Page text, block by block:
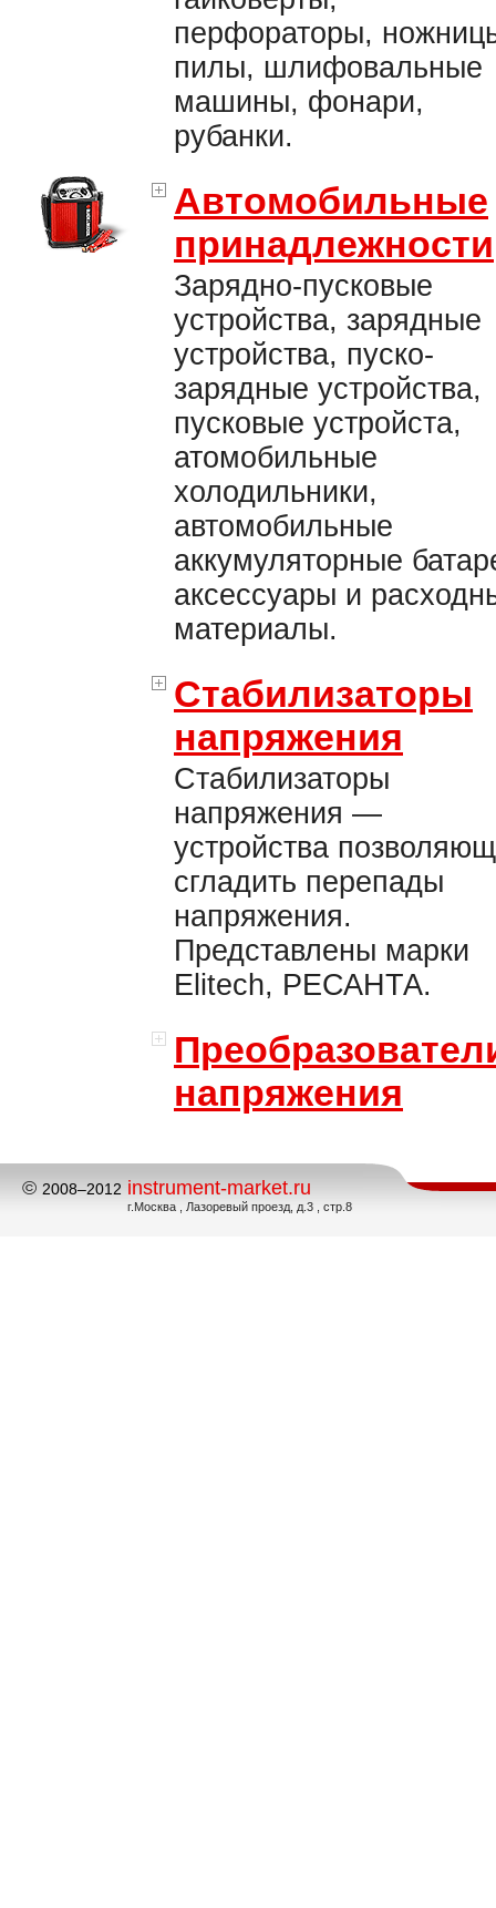
перфораторы,
пилы, шлифовальные
машины, фонари,
рубанки.
Автомобильные
принадлежности
Зарядно-пусковые
устройства, зарядные
устройства, пуско-
зарядные устройства,
пусковые устройста,
атомобильные
холодильники,
автомобильные
аккумуляторные
аксессуары и
материалы.
Стабилизаторы
напряжения
Стабилизаторы
напряжения —
устройства
сгладить перепады
напряжения.
Представлены марки
Elitech, РЕСАНТА.
напряжения
© 2008–2012 instrument-market.ru
г.Москва , Лазоревый проезд, д.3 , стр.8